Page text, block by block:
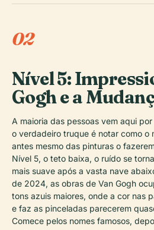
02
Nível 5:
Gogh e a
A maioria das pessoas vem aqui
o verdadeiro truque é notar como o
antes mesmo das pinturas o
Nível 5, o teto baixa, o ruído se
mais suave após a vasta nave
de 2024, as obras de Van Gogh
tons azuis maiores, onde a cor nas
e faz as pinceladas parecerem
Comece pelos nomes famosos,